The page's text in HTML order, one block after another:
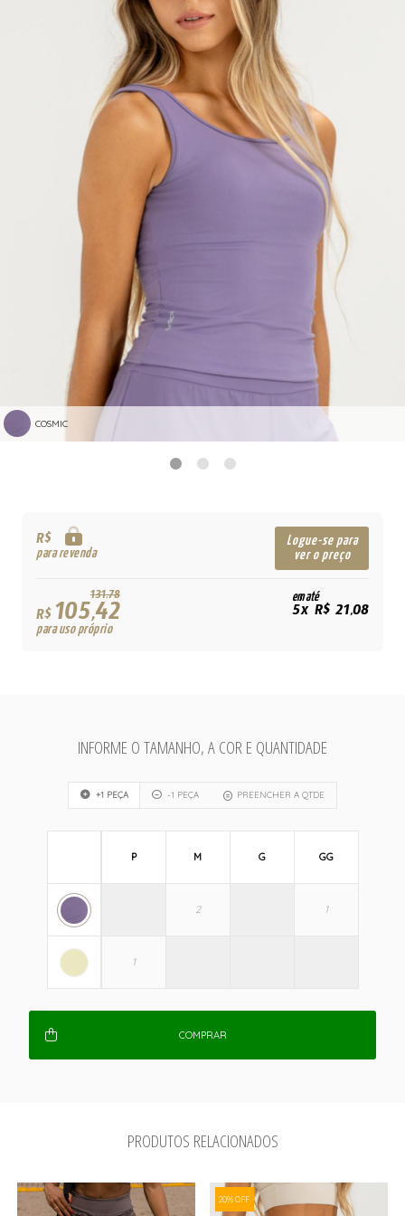
COSMIC
R$
para revenda
Logue-se para
ver o preço
131,78
R$105,42
para uso próprio
em até
5x R$ 21,08
INFORME O TAMANHO, A COR E QUANTIDADE
+1 PEÇA -1 PEÇA PREENCHER A QTDE
P M G GG
COMPRAR
PRODUTOS RELACIONADOS
20% OFF